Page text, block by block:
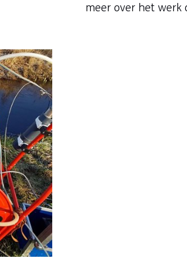
meer over het werk